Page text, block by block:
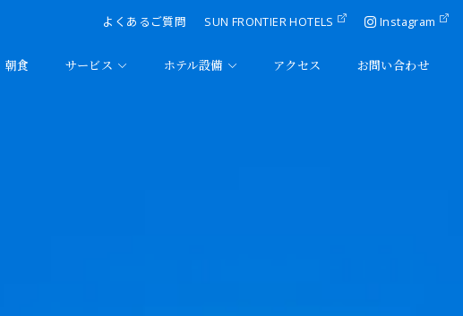
よくあるご質問 SUN FRONTIER HOTELS Instagram
朝食 サービス ホテル設備 アクセス お問い合わせ